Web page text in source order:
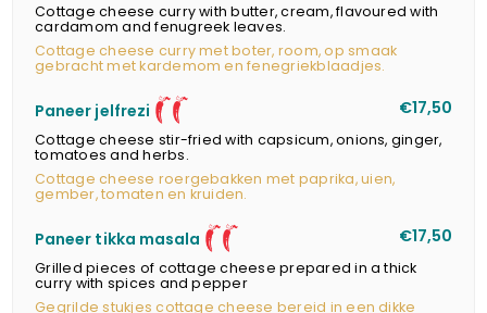
Cottage cheese curry with butter, cream, flavoured with
cardamom and fenugreek leaves.
Cottage cheese curry met boter, room, op smaak
gebracht met kardemom en fenegriekblaadjes.
Paneer jelfrezi 12 €17,50
Cottage cheese stir-fried with capsicum, onions, ginger,
tomatoes and herbs.
Cottage cheese roergebakken met paprika, uien,
gember, tomaten en kruiden.
Paneer tikka masala 12 €17,50
Grilled pieces of cottage cheese prepared in a thick
curry with spices and pepper
Gegrilde stukjes cottage cheese bereid in een dikke